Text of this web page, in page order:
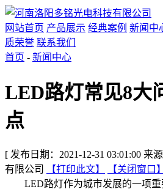
网站首页 产品展示 经典案例 新闻中
质荣誉 联系我们
首页 - 新闻中心
LED路灯常见8大
点
[ 发布日期：2021-12-31 03:01:00 来
有限公司
【打印此文】 【关闭窗口】
LED路灯作为城市发展的一项重